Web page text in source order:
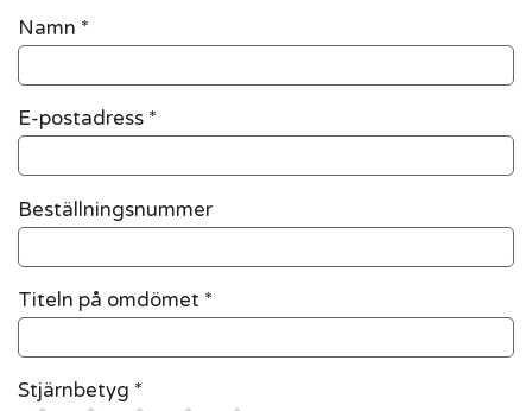
Namn *
E-postadress *
Beställningsnummer
Titeln på omdömet *
Stjärnbetyg *